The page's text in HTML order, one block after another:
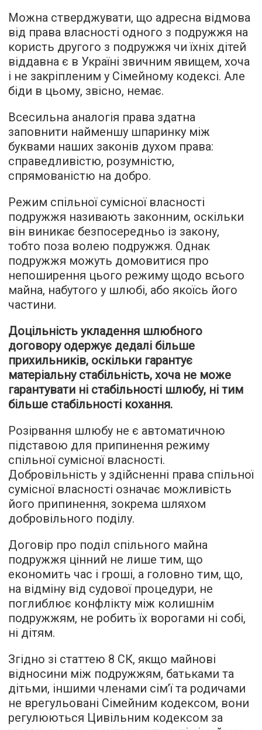
Можна стверджувати, що адресна відмова
від права власності одного з подружжя на
користь другого з подружжя чи їхніх дітей
віддавна є в Україні звичним явищем, хоча
і не закріпленим у Сімейному кодексі. Але
біди в цьому, звісно, немає.
Всесильна аналогія права здатна
заповнити найменшу шпаринку між
буквами наших законів духом права:
справедливістю, розумністю,
спрямованістю на добро.
Режим спільної сумісної власності
подружжя називають законним, оскільки
він виникає безпосередньо із закону,
тобто поза волею подружжя. Однак
подружжя можуть домовитися про
непоширення цього режиму щодо всього
майна, набутого у шлюбі, або якоїсь його
частини.
Доцільність укладення шлюбного
договору одержує дедалі більше
прихильників, оскільки гарантує
матеріальну стабільність, хоча не може
гарантувати ні стабільності шлюбу, ні тим
більше стабільності кохання.
Розірвання шлюбу не є автоматичною
підставою для припинення режиму
спільної сумісної власності.
Добровільність у здійсненні права спільної
сумісної власності означає можливість
його припинення, зокрема шляхом
добровільного поділу.
Договір про поділ спільного майна
подружжя цінний не лише тим, що
економить час і гроші, а головно тим, що,
на відміну від судової процедури, не
поглиблює конфлікту між колишнім
подружжям, не робить їх ворогами ні собі,
ні дітям.
Згідно зі статтею 8 СК, якщо майнові
відносини між подружжям, батьками та
дітьми, іншими членами сім’ї та родичами
не врегульовані Сімейним кодексом, вони
регулюються Цивільним кодексом за